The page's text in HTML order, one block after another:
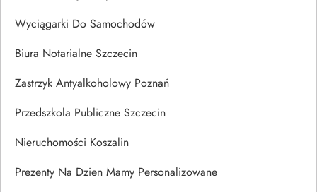
Wyciągarki Do Samochodów
Biura Notarialne Szczecin
Zastrzyk Antyalkoholowy Poznań
Przedszkola Publiczne Szczecin
Nieruchomości Koszalin
Prezenty Na Dzien Mamy Personalizowane